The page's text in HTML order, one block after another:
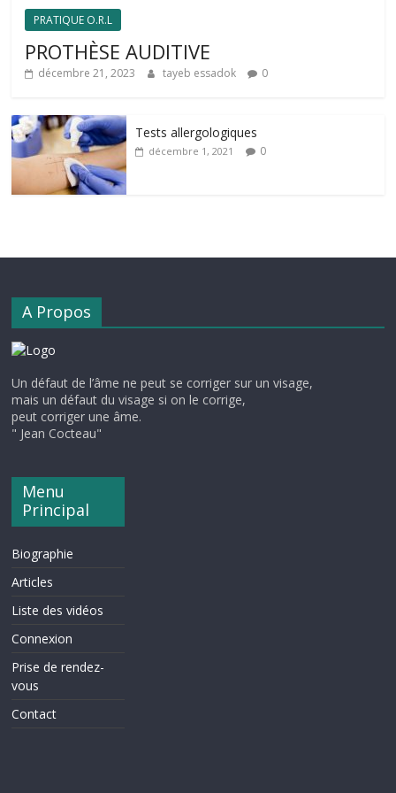
PRATIQUE O.R.L
PROTHÈSE AUDITIVE
décembre 21, 2023 tayeb essadok 0
Tests allergologiques
décembre 1, 2021 0
A Propos
Un défaut de l’âme ne peut se corriger sur un visage,
mais un défaut du visage si on le corrige,
peut corriger une âme.
" Jean Cocteau"
Menu
Principal
Biographie
Articles
Liste des vidéos
Connexion
Prise de rendez-
vous
Contact